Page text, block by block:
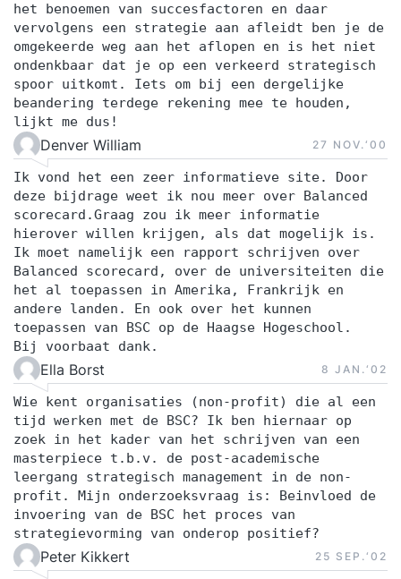
het benoemen van succesfactoren en daar
vervolgens een strategie aan afleidt ben je de
omgekeerde weg aan het aflopen en is het niet
ondenkbaar dat je op een verkeerd strategisch
spoor uitkomt. Iets om bij een dergelijke
beandering terdege rekening mee te houden,
lijkt me dus!
Denver William 27 NOV.‘00
Ik vond het een zeer informatieve site. Door
deze bijdrage weet ik nou meer over Balanced
scorecard.Graag zou ik meer informatie
hierover willen krijgen, als dat mogelijk is.
Ik moet namelijk een rapport schrijven over
Balanced scorecard, over de universiteiten die
het al toepassen in Amerika, Frankrijk en
andere landen. En ook over het kunnen
toepassen van BSC op de Haagse Hogeschool.
Bij voorbaat dank.
Ella Borst 8 JAN.‘02
Wie kent organisaties (non-profit) die al een
tijd werken met de BSC? Ik ben hiernaar op
zoek in het kader van het schrijven van een
masterpiece t.b.v. de post-academische
leergang strategisch management in de non-
profit. Mijn onderzoeksvraag is: Beinvloed de
invoering van de BSC het proces van
strategievorming van onderop positief?
Peter Kikkert 25 SEP.‘02